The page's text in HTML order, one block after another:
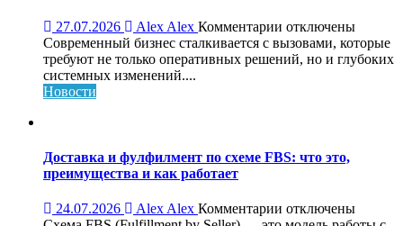
27.07.2026 Alex Alex Комментарии к
записи
Обучающий
что
работает
и
отключены
Современный бизнес сталкивается с вызовами, которые
требуют не только оперативных решений, но и глубоких
системных изменений....
Новости
Доставка и фулфилмент по схеме FBS: что это,
преимущества и как работает
24.07.2026 Alex Alex Комментарии котключены